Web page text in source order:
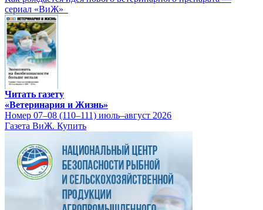
сериал «ВиЖ»
Читать газету
«Ветеринария и Жизнь»
Номер 07–08 (110–111) июль–август 2026
Газета ВиЖ. Купить